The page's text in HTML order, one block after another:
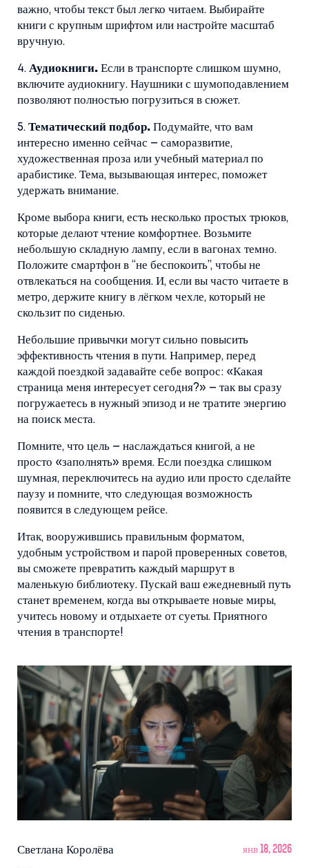
важно, чтобы текст был легко читаем. Выбирайте
книги с крупным шрифтом или настройте масштаб
вручную.
4. Аудиокниги. Если в транспорте слишком шумно,
включите аудиокнигу. Наушники с шумоподавлением
позволяют полностью погрузиться в сюжет.
5. Тематический подбор. Подумайте, что вам
интересно именно сейчас – саморазвитие,
художественная проза или учебный материал по
арабистике. Тема, вызывающая интерес, поможет
удержать внимание.
Кроме выбора книги, есть несколько простых трюков,
которые делают чтение комфортнее. Возьмите
небольшую складную лампу, если в вагонах темно.
Положите смартфон в “не беспокоить”, чтобы не
отвлекаться на сообщения. И, если вы часто читаете в
метро, держите книгу в лёгком чехле, который не
скользит по сиденью.
Небольшие привычки могут сильно повысить
эффективность чтения в пути. Например, перед
каждой поездкой задавайте себе вопрос: «Какая
страница меня интересует сегодня?» – так вы сразу
погружаетесь в нужный эпизод и не тратите энергию
на поиск места.
Помните, что цель – наслаждаться книгой, а не
просто «заполнять» время. Если поездка слишком
шумная, переключитесь на аудио или просто сделайте
паузу и помните, что следующая возможность
появится в следующем рейсе.
Итак, вооружившись правильным форматом,
удобным устройством и парой проверенных советов,
вы сможете превратить каждый маршрут в
маленькую библиотеку. Пускай ваш ежедневный путь
станет временем, когда вы открываете новые миры,
учитесь новому и отдыхаете от суеты. Приятного
чтения в транспорте!
Светлана Королёва янв 18, 2026